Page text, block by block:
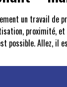
un travail
proximité,
possible. Allez, il